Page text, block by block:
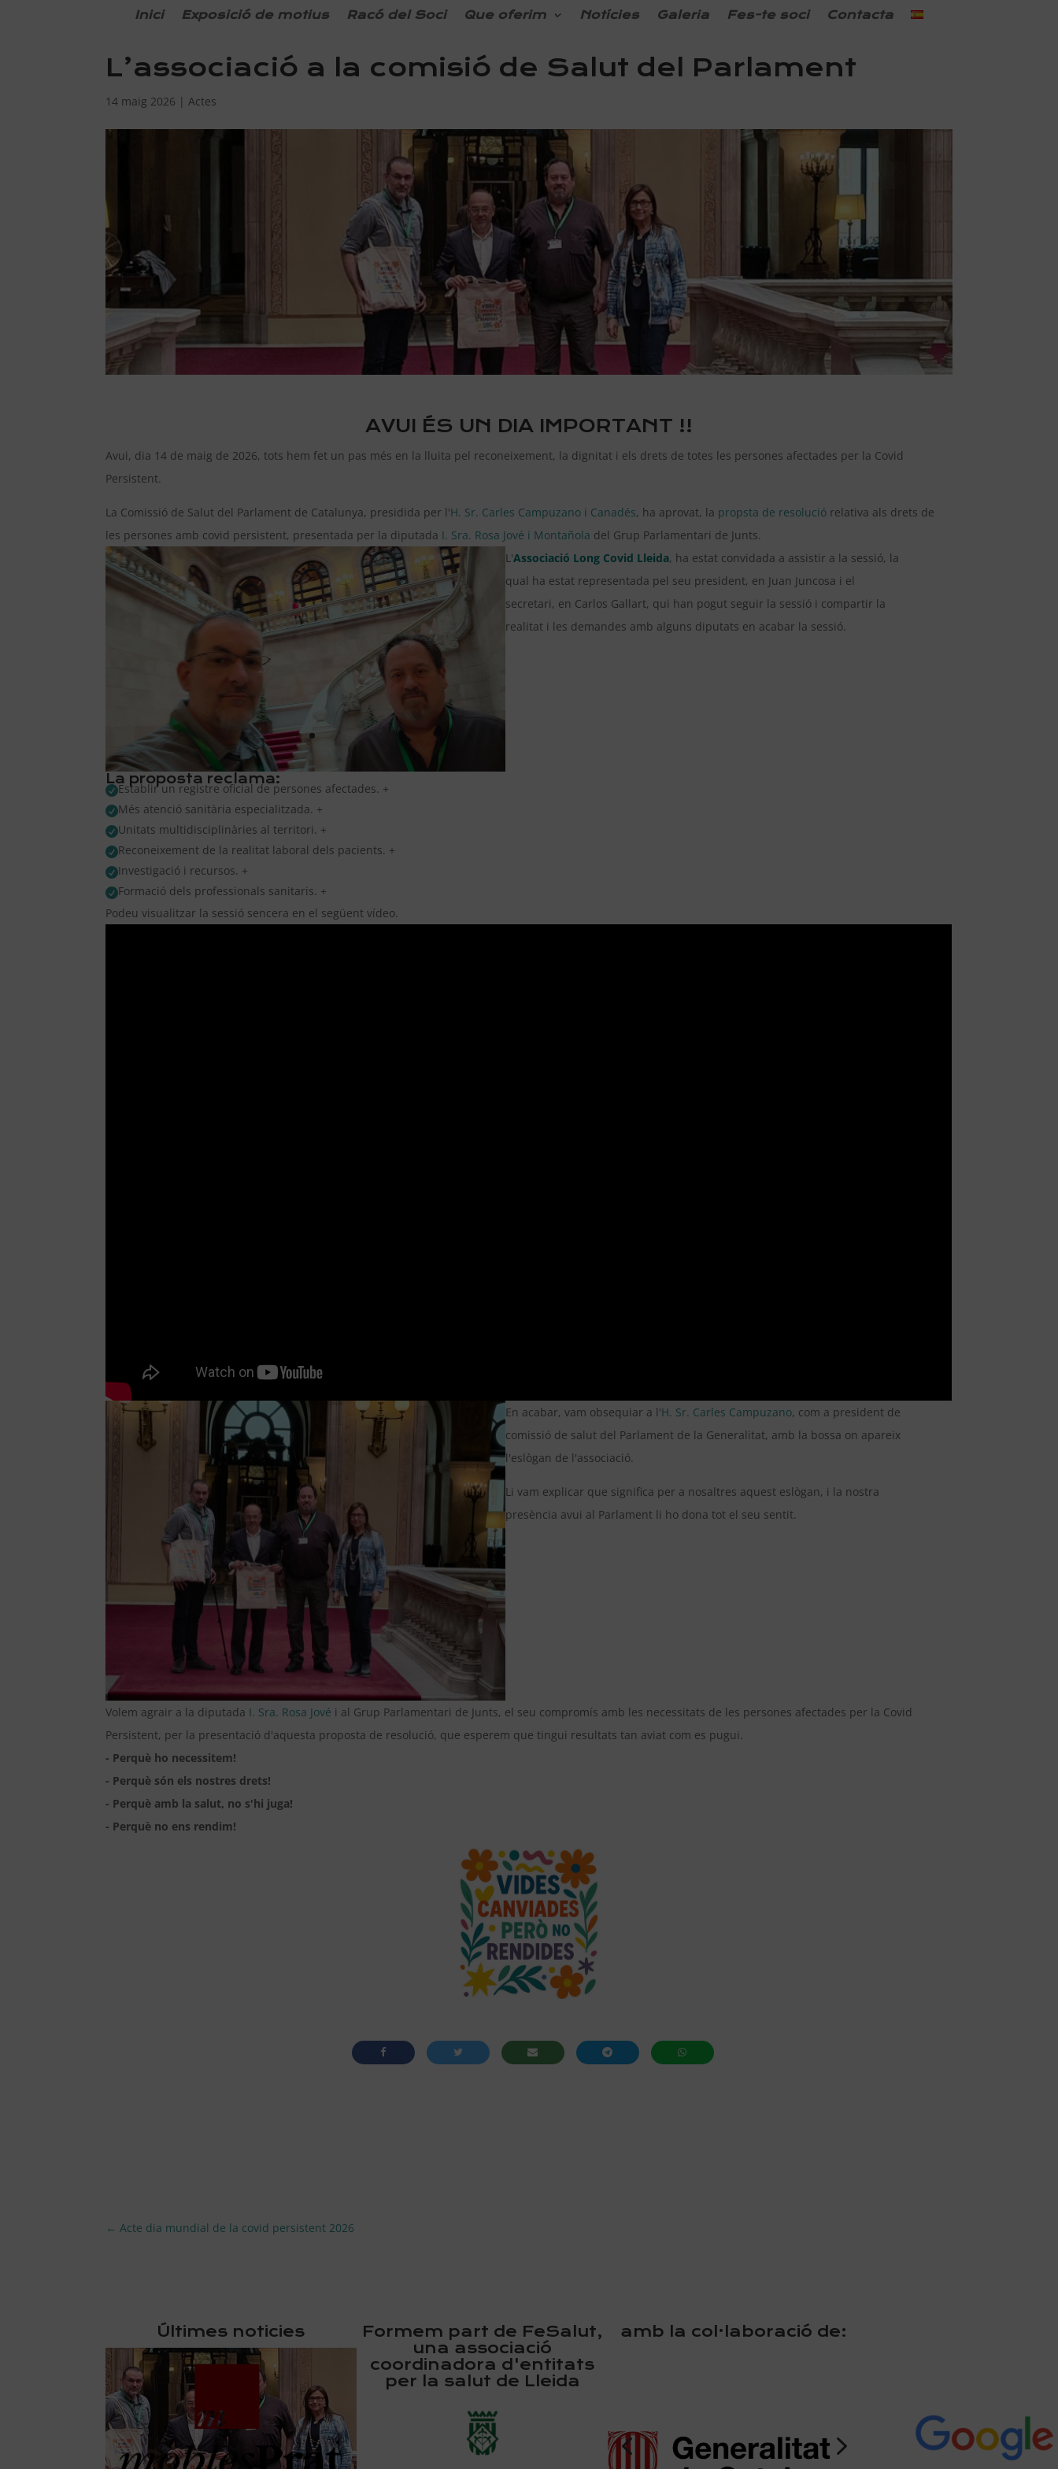
Inici Exposició de motius Racó del Soci Que oferim Notícies Galeria Fes-te soci Contacta
L’associació a la comisió de Salut del Parlament
14 maig 2026 | Actes
AVUI ÉS UN DIA IMPORTANT !!
Avui, dia 14 de maig de 2026, tots hem fet un pas més en la lluita pel reconeixement, la dignitat i els drets de totes les persones afectades per la Covid
Persistent.
La Comissió de Salut del Parlament de Catalunya, presidida per l'H. Sr. Carles Campuzano i Canadés, ha aprovat, la propsta de resolució relativa als drets de
les persones amb covid persistent, presentada per la diputada I. Sra. Rosa Jové i Montañola del Grup Parlamentari de Junts.
L'Associació Long Covid Lleida, ha estat convidada a assistir a la sessió, la
qual ha estat representada pel seu president, en Juan Juncosa i el
secretari, en Carlos Gallart, qui han pogut seguir la sessió i compartir la
realitat i les demandes amb alguns diputats en acabar la sessió.
La proposta reclama:
Establir un registre oficial de persones afectades. +
Més atenció sanitària especialitzada. +
Unitats multidisciplinàries al territori. +
Reconeixement de la realitat laboral dels pacients. +
Investigació i recursos. +
Formació dels professionals sanitaris. +
Podeu visualitzar la sessió sencera en el següent vídeo.
En acabar, vam obsequiar a l'H. Sr. Carles Campuzano, com a president de
comissió de salut del Parlament de la Generalitat, amb la bossa on apareix
l'eslògan de l'associació.
Li vam explicar que significa per a nosaltres aquest eslògan, i la nostra
presència avui al Parlament li ho dona tot el seu sentit.
Volem agrair a la diputada I. Sra. Rosa Jové i al Grup Parlamentari de Junts, el seu compromís amb les necessitats de les persones afectades per la Covid
Persistent, per la presentació d'aquesta proposta de resolució, que esperem que tingui resultats tan aviat com es pugui.
- Perquè ho necessitem!
- Perquè són els nostres drets!
- Perquè amb la salut, no s'hi juga!
- Perquè no ens rendim!
←Acte dia mundial de la covid persistent 2026
Últimes noticies
Formem part de FeSalut,
una associació
coordinadora d'entitats
per la salut de Lleida
El nostre principal objectiu és esdevenir en
referent d’un grup d’associacions de salut que
treballen plegades per millorar el benestar
amb la col·laboració de:
4 5